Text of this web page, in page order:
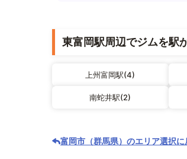
東富岡駅周辺でジムを駅
上州富岡駅(4)
南蛇井駅(2)
富岡市（群馬県）のエリア選択に